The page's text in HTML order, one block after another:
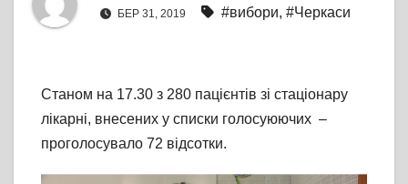
БЕР 31, 2019 #вибори, #Черкаси
Станом на 17.30 з 280 пацієнтів зі стаціонару
лікарні, внесених у списки голосуюючих –
проголосувало 72 відсотки.